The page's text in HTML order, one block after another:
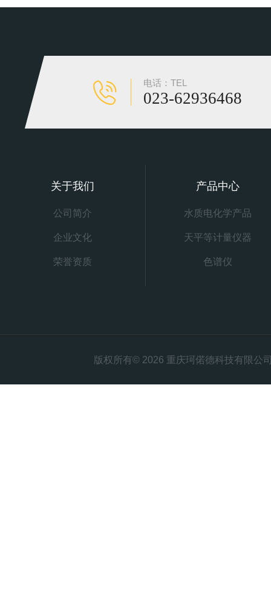
电话：TEL
023-62936468
关于我们
公司简介
企业文化
荣誉资质
产品中心
水质电化学产品
天平等计量仪器
色谱仪
版权所有© 2026 重庆珂偌德科技有限